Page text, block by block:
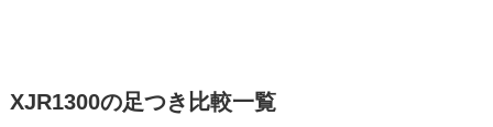
XJR1300の足つき比較一覧